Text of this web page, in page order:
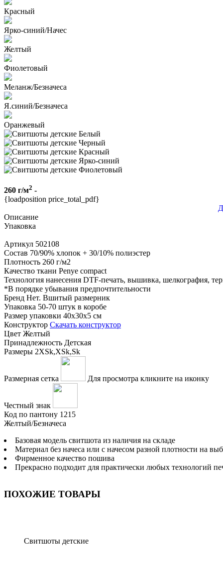
Красный
Ярко-синий/Начес
Желтый
Фиолетовый
Меланж/Безначеса
Я.синий/Безначеса
Оранжевый
260 г/м2 -
{loadposition price_total_pdf}
Описание
Упаковка
Артикул 502108
Состав 70/90% хлопок + 30/10% полиэстер
Плотность 260 г/м2
Качество ткани Penye compact
Технология нанесения DTF-печать, вышивка, шелкография,
*В порядке убывания предпочтительности
Бренд Нет. Вшитый размерник
Упаковка 50-70 штук в коробе
Размер упаковки 40х30х5 см
Конструктор Скачать конструктор
Цвет Желтый
Принадлежность Детская
Размеры 2XSk,XSk,Sk
Размерная сетка Для просмотра кликните на иконку
Честный знак
Код по пантону 1215
Желтый/Безначеса
Базовая модель свитшота из наличия на складе
Материал без начеса или с начесом разной плотности на
Фирменное качество пошива
Прекрасно подходит для практически любых технологий
ПОХОЖИЕ ТОВАРЫ
Свитшоты детские